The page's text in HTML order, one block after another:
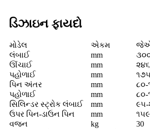
ડિઝાઇન ફાયદો
મોડેલ એકમ
લંબાઈ
mm
ઊંચાઈ
mm ૨૪૬
પહોળાઈ
mm ૧૭૫
પિન અંતર
mm ૮૦-
પહોળાઈ
mm ૮૦-
સિલિન્ડર સ્ટ્રોક લંબાઈ
mm ૯૫-
ઉપર પિન-ડાઉન પિન
mm ૧૫૯
વજન
kg 30